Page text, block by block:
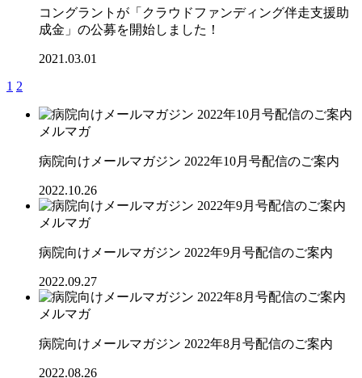
コングラントが「クラウドファンディング伴走支援助
成金」の公募を開始しました！
2021.03.01
1 2
メルマガ
病院向けメールマガジン 2022年10月号配信のご案内
2022.10.26
メルマガ
病院向けメールマガジン 2022年9月号配信のご案内
2022.09.27
メルマガ
病院向けメールマガジン 2022年8月号配信のご案内
2022.08.26